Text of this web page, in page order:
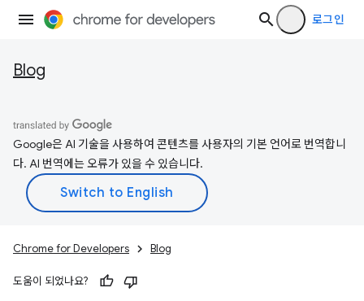
로그인
Blog
Google은 AI 기술을 사용하여 콘텐츠를 사용자의 기본 언어로 번역합니
다. AI 번역에는 오류가 있을 수 있습니다.
Chrome for Developers Blog
도움이 되었나요?